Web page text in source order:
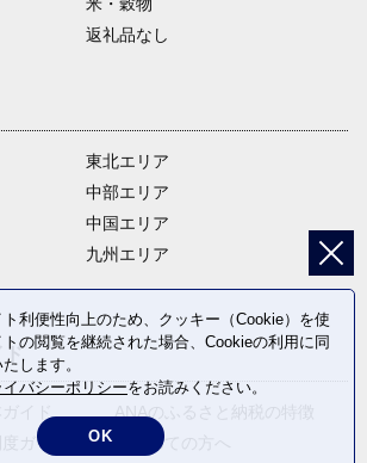
米・穀物
返礼品なし
東北エリア
中部エリア
中国エリア
九州エリア
ド
ガイド
ガイド
ANAのふるさと納税の特徴
はじめての方へ
利便性向上のため、クッキー（Cookie）を使
の閲覧を継続された場合、Cookieの利用に同
します。
イバシーポリシーをお読みください。
OK